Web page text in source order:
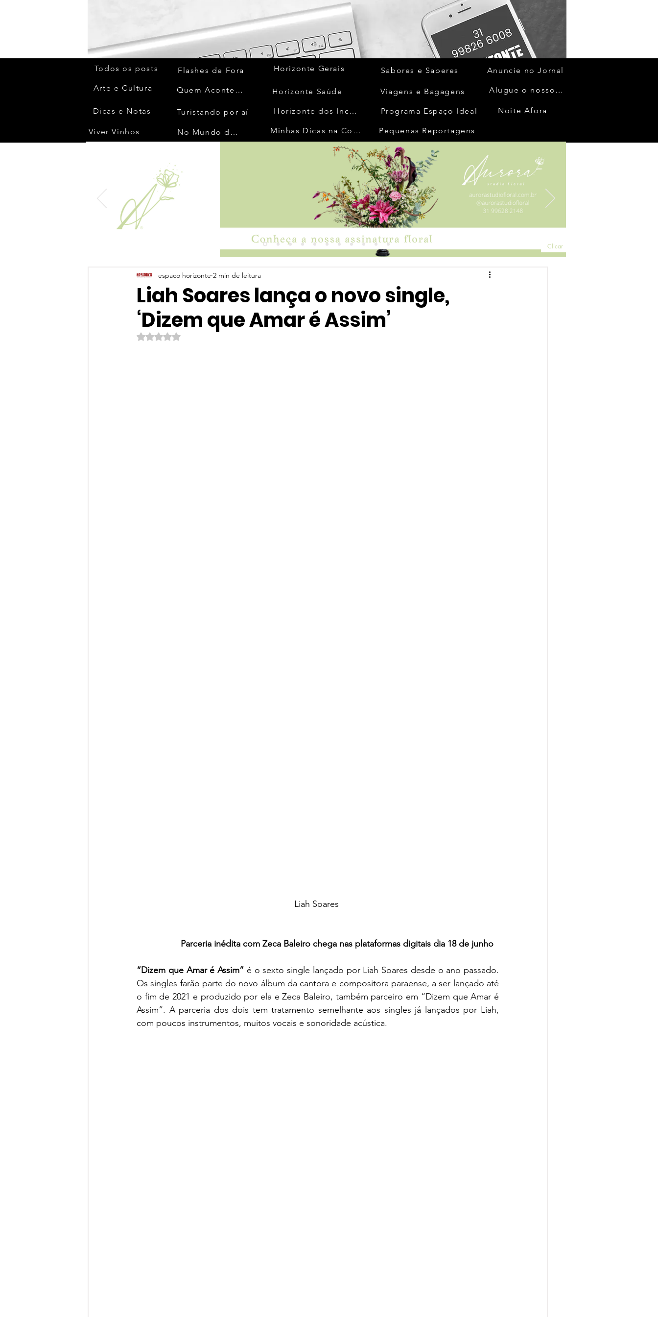
Todos os posts
Arte e Cultura
Dicas e Notas
Viver Vinhos
Flashes de Fora
Quem Acontece
Turistando por aí
No Mundo da Moda
Horizonte Gerais
Horizonte Saúde
Horizonte dos Inconfidentes
Minhas Dicas na Cozinha
Sabores e Saberes
Viagens e Bagagens
Programa Espaço Ideal
Anuncie no Jornal
Alugue o nosso espaço
Noite Afora
Pequenas Reportagens
Clicar
Liah Soares lança o novo single,
‘Dizem que Amar é Assim’
espaco horizonte 2 min de leitura
Avaliado com NaN de 5 estrelas.
Liah Soares
                  Parceria inédita com Zeca Baleiro chega nas plataformas digitais dia 18 de junho
“Dizem que Amar é Assim” é o sexto single lançado por Liah Soares desde o ano passado.
Os singles farão parte do novo álbum da cantora e compositora paraense, a ser lançado até
o fim de 2021 e produzido por ela e Zeca Baleiro, também parceiro em “Dizem que Amar é
Assim”. A parceria dos dois tem tratamento semelhante aos singles já lançados por Liah,
com poucos instrumentos, muitos vocais e sonoridade acústica.